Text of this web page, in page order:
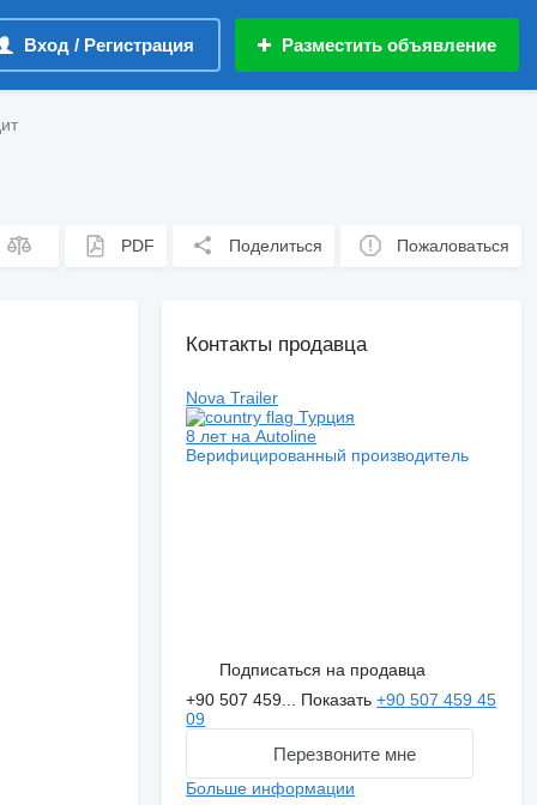
Вход / Регистрация Разместить объявление
PDF Поделиться Пожаловаться
Контакты продавца
Nova Trailer
Турция
8 лет на Autoline
Верифицированный производитель
Подписаться на продавца
+90 507 459... Показать+90 507 459 45
09
Перезвоните мне
Больше информации